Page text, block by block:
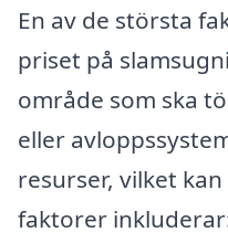
En av de största
priset på
område som ska
eller
resurser, vilket
faktorer